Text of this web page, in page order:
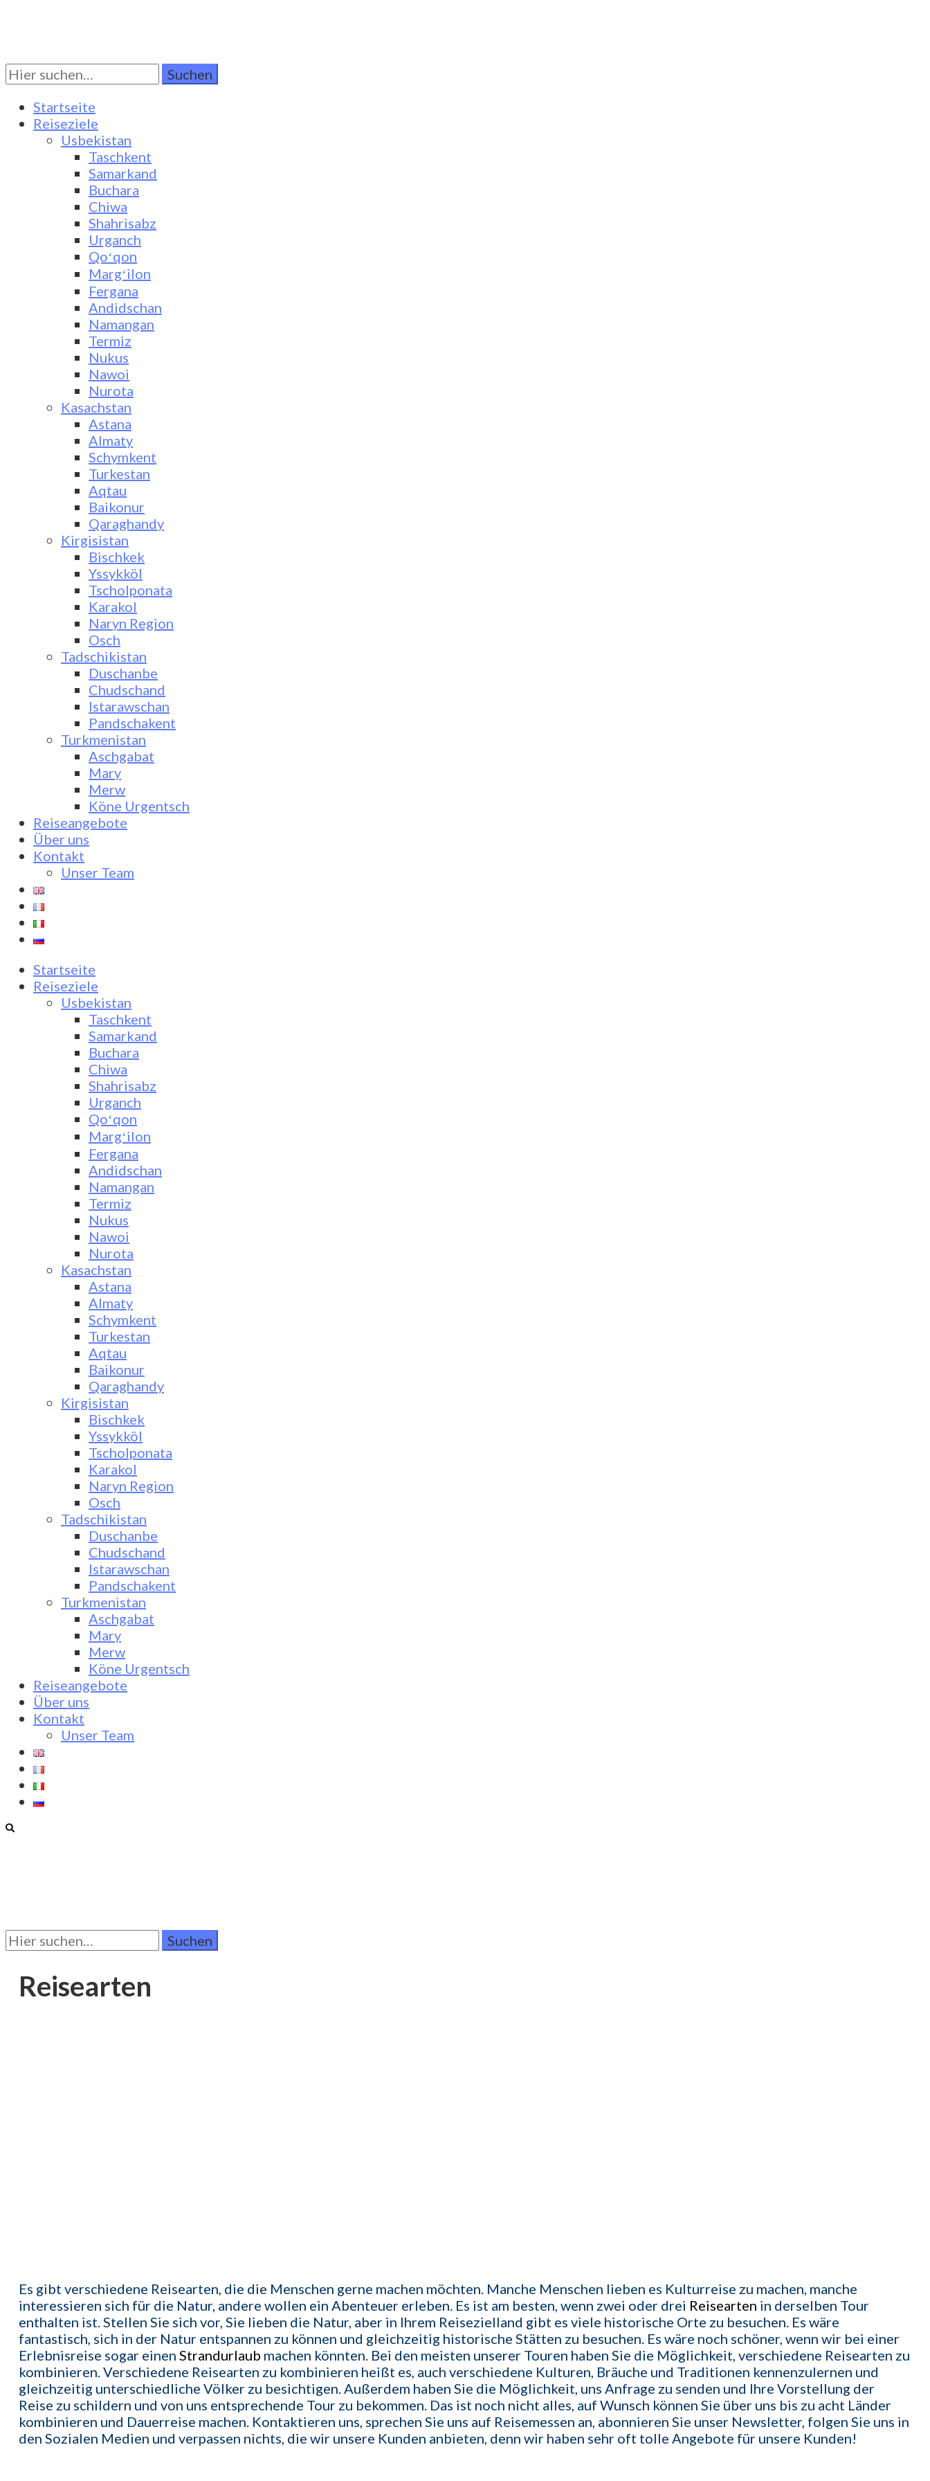
Turkestan Travel
Discover Central Asia
Suchen
Sie
nach:Startseite
Reiseziele
Usbekistan
Taschkent
Samarkand
Buchara
Chiwa
Shahrisabz
Urganch
Qoʻqon
Margʻilon
Fergana
Andidschan
Namangan
Termiz
Nukus
Nawoi
Nurota
Kasachstan
Astana
Almaty
Schymkent
Turkestan
Aqtau
Baikonur
Qaraghandy
Kirgisistan
Bischkek
Yssykköl
Tscholponata
Karakol
Naryn Region
Osch
Tadschikistan
Duschanbe
Chudschand
Istarawschan
Pandschakent
Turkmenistan
Aschgabat
Mary
Merw
Köne Urgentsch
Reiseangebote
Über uns
Kontakt
Unser Team
Startseite
Reiseziele
Usbekistan
Taschkent
Samarkand
Buchara
Chiwa
Shahrisabz
Urganch
Qoʻqon
Margʻilon
Fergana
Andidschan
Namangan
Termiz
Nukus
Nawoi
Nurota
Kasachstan
Astana
Almaty
Schymkent
Turkestan
Aqtau
Baikonur
Qaraghandy
Kirgisistan
Bischkek
Yssykköl
Tscholponata
Karakol
Naryn Region
Osch
Tadschikistan
Duschanbe
Chudschand
Istarawschan
Pandschakent
Turkmenistan
Aschgabat
Mary
Merw
Köne Urgentsch
Reiseangebote
Über uns
Kontakt
Unser Team
Suchen
Sie
Reisearten
Es gibt verschiedene Reisearten, die die Menschen gerne machen möchten. Manche Menschen lieben es Kulturreise zu machen, manche
interessieren sich für die Natur, andere wollen ein Abenteuer erleben. Es ist am besten, wenn zwei oder drei Reisearten in derselben Tour
enthalten ist. Stellen Sie sich vor, Sie lieben die Natur, aber in Ihrem Reisezielland gibt es viele historische Orte zu besuchen. Es wäre
fantastisch, sich in der Natur entspannen zu können und gleichzeitig historische Stätten zu besuchen. Es wäre noch schöner, wenn wir bei einer
Erlebnisreise sogar einen Strandurlaub machen könnten. Bei den meisten unserer Touren haben Sie die Möglichkeit, verschiedene Reisearten zu
kombinieren. Verschiedene Reisearten zu kombinieren heißt es, auch verschiedene Kulturen, Bräuche und Traditionen kennenzulernen und
gleichzeitig unterschiedliche Völker zu besichtigen. Außerdem haben Sie die Möglichkeit, uns Anfrage zu senden und Ihre Vorstellung der
Reise zu schildern und von uns entsprechende Tour zu bekommen. Das ist noch nicht alles, auf Wunsch können Sie über uns bis zu acht Länder
kombinieren und Dauerreise machen. Kontaktieren uns, sprechen Sie uns auf Reisemessen an, abonnieren Sie unser Newsletter, folgen Sie uns in
den Sozialen Medien und verpassen nichts, die wir unsere Kunden anbieten, denn wir haben sehr oft tolle Angebote für unsere Kunden!